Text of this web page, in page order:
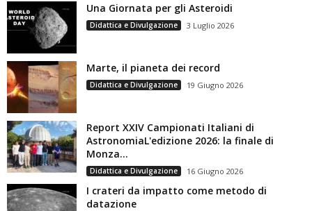
Una Giornata per gli Asteroidi
Didattica e Divulgazione 3 Luglio 2026
Marte, il pianeta dei record
Didattica e Divulgazione 19 Giugno 2026
Report XXIV Campionati Italiani di
AstronomiaL'edizione 2026: la finale di
Monza...
Didattica e Divulgazione 16 Giugno 2026
I crateri da impatto come metodo di
datazione